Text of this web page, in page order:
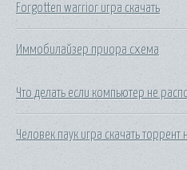
Forgotten warrior игра скачать
Иммобилайзер приора схема
Что делать если компьютер не
Человек паук игра скачать торрент